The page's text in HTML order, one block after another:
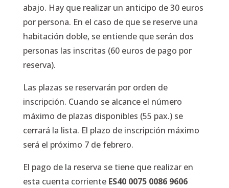
abajo. Hay que realizar un anticipo de 30 euros
por persona. En el caso de que se reserve una
habitación doble, se entiende que serán dos
personas las inscritas (60 euros de pago por
reserva).
Las plazas se reservarán por orden de
inscripción. Cuando se alcance el número
máximo de plazas disponibles (55 pax.) se
cerrará la lista. El plazo de inscripción máximo
será el próximo 7 de febrero.
El pago de la reserva se tiene que realizar en
esta cuenta corriente ES40 0075 0086 9606